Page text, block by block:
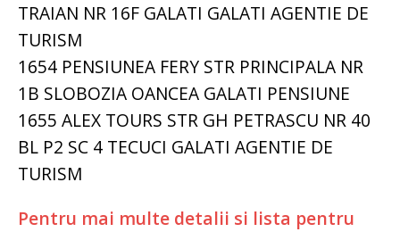
TRAIAN NR 16F GALATI GALATI AGENTIE DE
TURISM
1654 PENSIUNEA FERY STR PRINCIPALA NR
1B SLOBOZIA OANCEA GALATI PENSIUNE
1655 ALEX TOURS STR GH PETRASCU NR 40
BL P2 SC 4 TECUCI GALATI AGENTIE DE
TURISM
Pentru mai multe detalii si lista pentru